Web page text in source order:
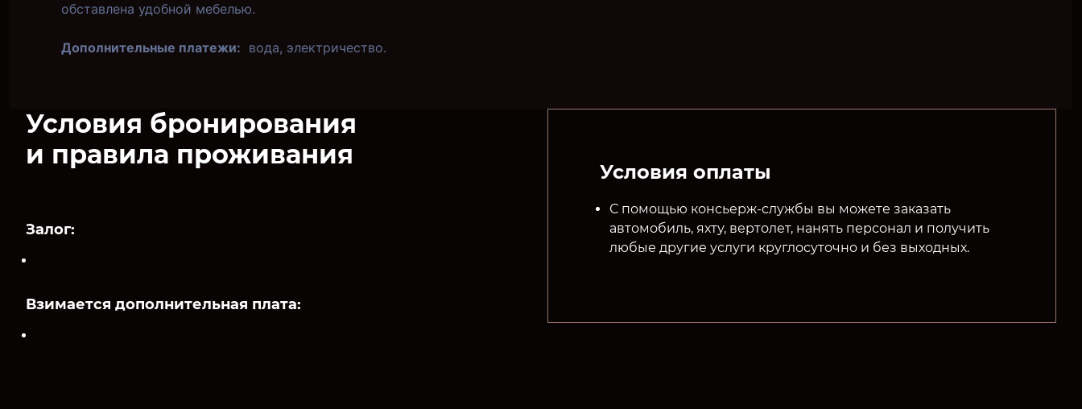
обставлена ​​удобной мебелью.
Дополнительные платежи: вода, электричество.
Условия бронирования
и правила проживания
Залог:
Взимается дополнительная плата:
Условия оплаты
С помощью консьерж-службы вы можете заказать
автомобиль, яхту, вертолет, нанять персонал и получить
любые другие услуги круглосуточно и без выходных.